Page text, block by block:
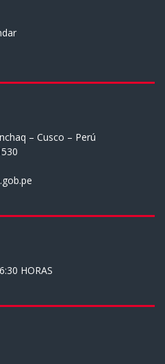
– Cusco – Perú
HORAS